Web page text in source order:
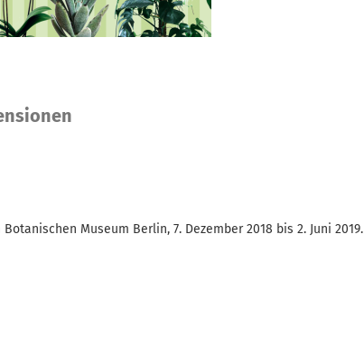
Museum Berlin, 7. Dezember 2018 bis 2. Juni 2019.